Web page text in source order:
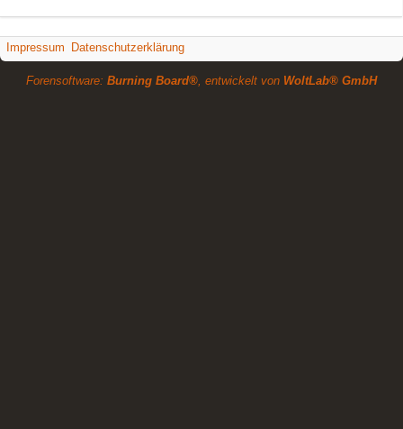
Impressum Datenschutzerklärung
Forensoftware: Burning Board®, entwickelt von WoltLab® GmbH